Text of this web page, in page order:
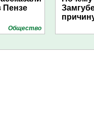
Пензе
Общество